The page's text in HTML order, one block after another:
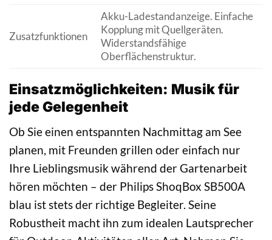
Zusatzfunktionen
Akku-Ladestandanzeige. Einfache
Kopplung mit Quellgeräten.
Widerstandsfähige
Oberflächenstruktur.
Einsatzmöglichkeiten: Musik für
jede Gelegenheit
Ob Sie einen entspannten Nachmittag am See
planen, mit Freunden grillen oder einfach nur
Ihre Lieblingsmusik während der Gartenarbeit
hören möchten – der Philips ShoqBox SB500A
blau ist stets der richtige Begleiter. Seine
Robustheit macht ihn zum idealen Lautsprecher